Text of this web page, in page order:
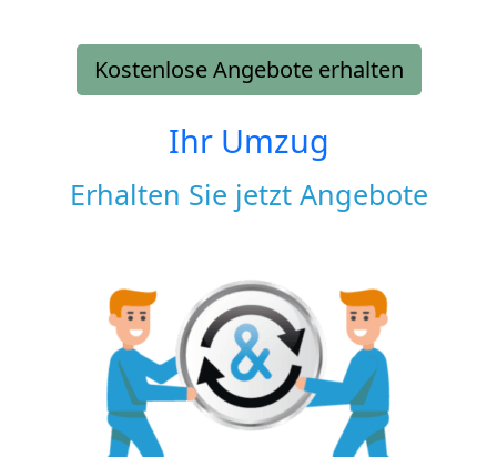
Kostenlose Angebote erhalten
Ihr Umzug
Erhalten Sie jetzt Angebote